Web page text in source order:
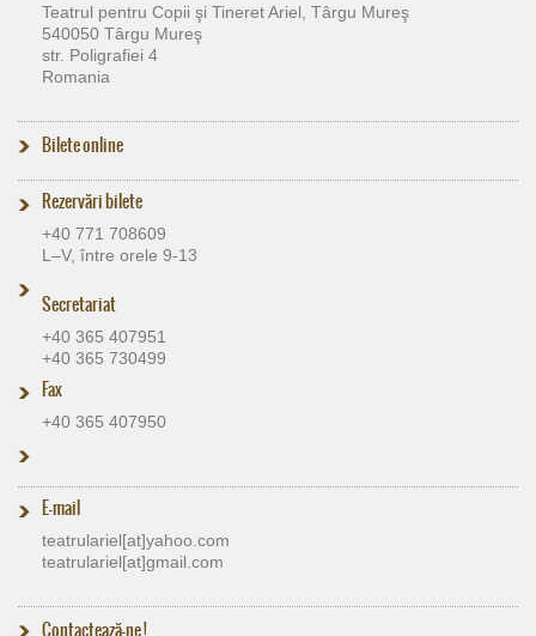
Teatrul pentru Copii şi Tineret Ariel, Târgu Mureş
540050 Târgu Mureş
str. Poligrafiei 4
Romania
Bilete online
Rezervări bilete
+40 771 708609
L–V, între orele 9-13
Secretariat
+40 365 407951
+40 365 730499
Fax
+40 365 407950
E-mail
teatrulariel[at]​yahoo.com
teatrulariel[at]​gmail.com
Contactează-ne !